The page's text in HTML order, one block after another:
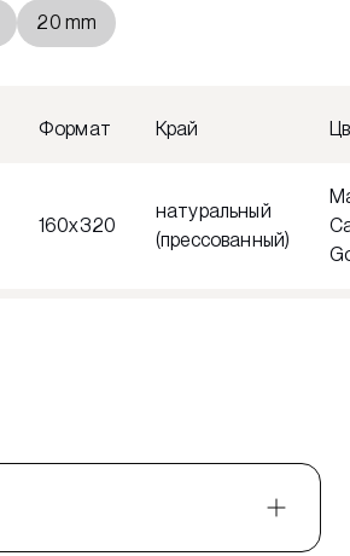
20 mm
Формат Край
160x320
натуральный
(прессованный)